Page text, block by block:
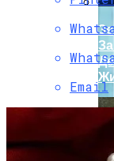
Email